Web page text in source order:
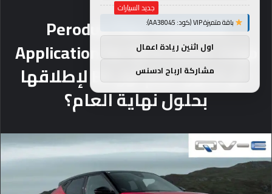
جديد السيارات
Perodua Files Tradialark
Application for QV-e name ، Logo
؛ أن تكون اسم أول EV لإطلاقها
بحلول نهاية العام؟
باقة متميزة VIP (كود: AA38045):
اول اثنين ريادة اعمال
مشاركة ارباح ادسنس